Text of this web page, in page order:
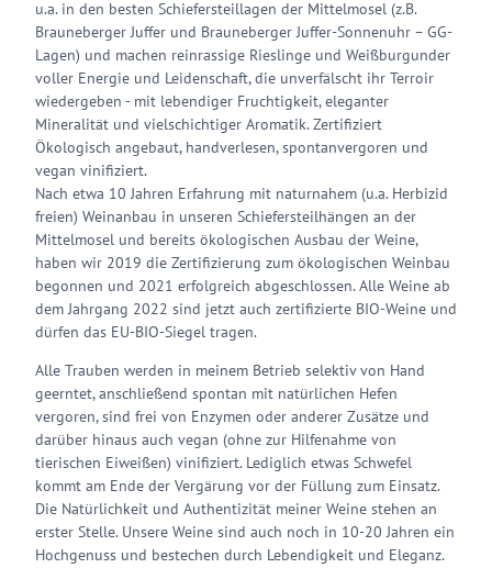
u.a. in den besten Schiefersteillagen der Mittelmosel (z.B.
Brauneberger Juffer und Brauneberger Juffer-Sonnenuhr – GG-
Lagen) und machen reinrassige Rieslinge und Weißburgunder
voller Energie und Leidenschaft, die unverfälscht ihr Terroir
wiedergeben - mit lebendiger Fruchtigkeit, eleganter
Mineralität und vielschichtiger Aromatik. Zertifiziert
Ökologisch angebaut, handverlesen, spontanvergoren und
vegan vinifiziert.
Nach etwa 10 Jahren Erfahrung mit naturnahem (u.a. Herbizid
freien) Weinanbau in unseren Schiefersteilhängen an der
Mittelmosel und bereits ökologischen Ausbau der Weine,
haben wir 2019 die Zertifizierung zum ökologischen Weinbau
begonnen und 2021 erfolgreich abgeschlossen. Alle Weine ab
dem Jahrgang 2022 sind jetzt auch zertifizierte BIO-Weine und
dürfen das EU-BIO-Siegel tragen.
Alle Trauben werden in meinem Betrieb selektiv von Hand
geerntet, anschließend spontan mit natürlichen Hefen
vergoren, sind frei von Enzymen oder anderer Zusätze und
darüber hinaus auch vegan (ohne zur Hilfenahme von
tierischen Eiweißen) vinifiziert. Lediglich etwas Schwefel
kommt am Ende der Vergärung vor der Füllung zum Einsatz.
Die Natürlichkeit und Authentizität meiner Weine stehen an
erster Stelle. Unsere Weine sind auch noch in 10-20 Jahren ein
Hochgenuss und bestechen durch Lebendigkeit und Eleganz.